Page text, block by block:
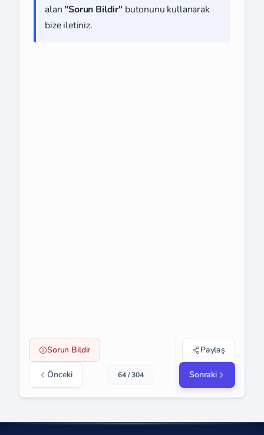
alan "Sorun Bildir" butonunu kullanarak
bize iletiniz.
Sorun Bildir Paylaş
Önceki 64 / 304 Sonraki